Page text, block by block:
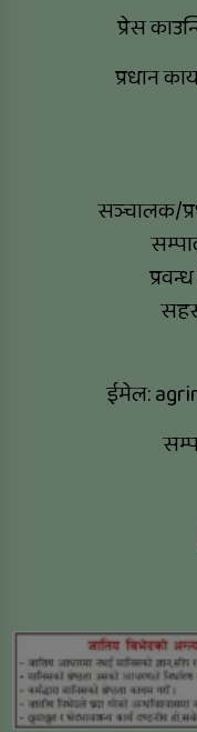
प्रेस
प्रधान
सञ्चालक/
ईमेल: